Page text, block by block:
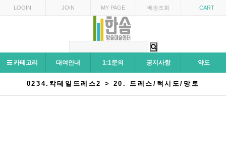
LOGIN JOIN MY PAGE 배송조회 CART
카테고리 대여안내 1:1문의 공지사항 약도
0234.칵테일드레스2 > 20. 드레스/턱시도/망토